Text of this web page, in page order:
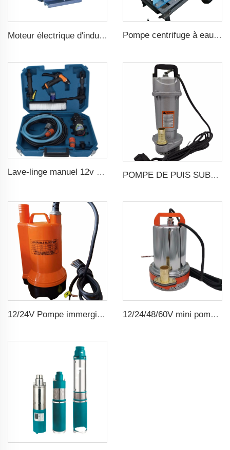
Moteur électrique d'induction AC 1500 tr/min Entrée 3 phases 2.2 kW 3 CV Sortie Générateur triphasé pour alternateur Pompe centrifuge à eau diesel haute pression pour l'irrigation agricole
Lave-linge manuel 12v portable machine à laver haute pression pour voiture POMPE DE PUIS SUBMERGIBLE SOLAIRE DC
12/24V Pompe immergible marine pour fond de cale 12/24/48/60V mini pompe immergible en courant continu alimentée par énergie solaire